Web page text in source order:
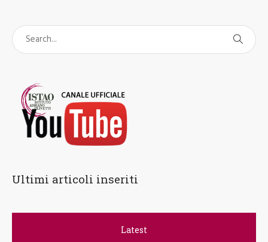
Ultimi articoli inseriti
Latest